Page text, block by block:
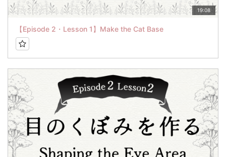
19:08
【Episode 2・Lesson 1】Make the Cat Base